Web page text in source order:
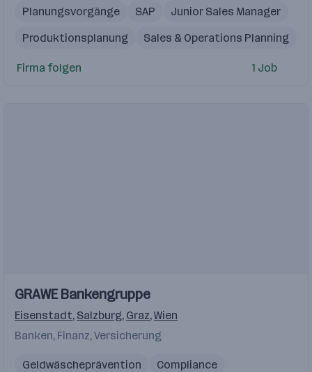
Planungsvorgänge SAP
Junior Sales Manager
Produktionsplanung
Sales & Operations Planning
Financial Controller
Firma folgen 1 Job
GRAWE Bankengruppe
Eisenstadt, Salzburg, Graz,Wien
Banken, Finanz, Versicherung
Geldwäscheprävention
Compliance